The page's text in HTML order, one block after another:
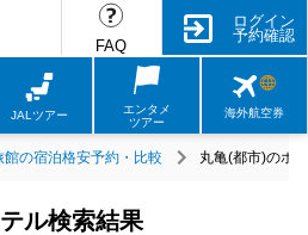
FAQ
ログイン
予約確認
JALツアー
エンタメ
ツアー
海外航空券
館の宿泊格安予約・比較 丸亀(都市)のホ
ル検索結果